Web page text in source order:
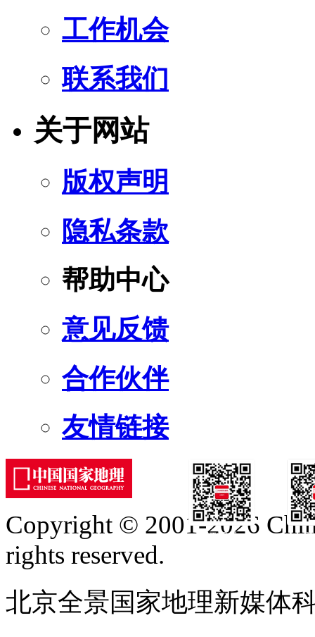
工作机会
联系我们
关于网站
版权声明
隐私条款
帮助中心
意见反馈
合作伙伴
友情链接
订阅号
Copyright © 2001-2026
rights reserved.
北京全景国家地理新媒体